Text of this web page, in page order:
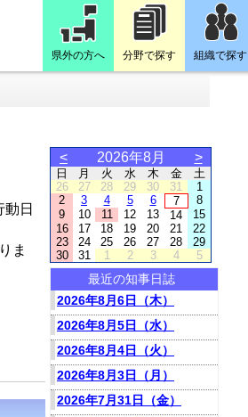
県外の方へ 分野で探す 組織で探す
日
ま
< 2026年8月 >
日 月 火 水 木 金
土
26
27 28 29 30 31
1
2
3 4 5 6 7
8
9
10 11 12 13 14
15
16
17 18 19 20 21
22
23
24 25 26 27 28
29
30
31 1 2 3 4 5
最近の知事日誌
2026年8月6日（木）
2026年8月5日（水）
2026年8月4日（火）
2026年8月3日（月）
2026年7月31日（金）